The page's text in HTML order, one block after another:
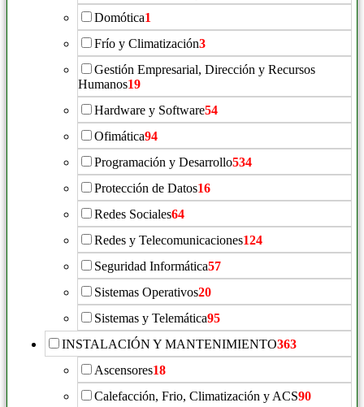
Domótica1
Frío y Climatización3
Gestión Empresarial, Dirección y Recursos
Humanos19
Hardware y Software54
Ofimática94
Programación y Desarrollo534
Protección de Datos16
Redes Sociales64
Redes y Telecomunicaciones124
Seguridad Informática57
Sistemas Operativos20
Sistemas y Telemática95
INSTALACIÓN Y MANTENIMIENTO363
Ascensores18
Calefacción, Frio, Climatización y ACS90